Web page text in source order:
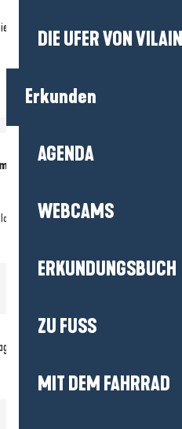
DIE UFER VON
Erkunden
AGENDA
WEBCAMS
ERKUNDUNGSBUCH
ZU FUSS
MIT DEM FAHRRAD
bleu